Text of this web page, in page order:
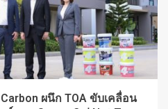
ผนึก TOA ขับเคลื่อน